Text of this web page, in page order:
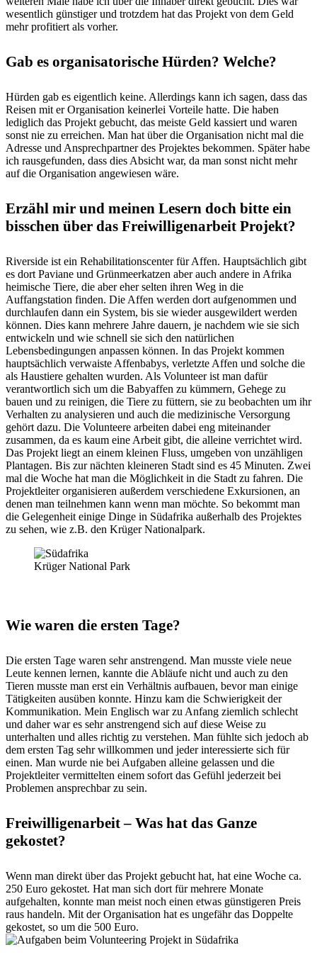
wesentlich günstiger und trotzdem hat das Projekt von dem Geld
mehr profitiert als vorher.
Gab es organisatorische Hürden? Welche?
Hürden gab es eigentlich keine. Allerdings kann ich sagen, dass das
Reisen mit er Organisation keinerlei Vorteile hatte. Die haben
lediglich das Projekt gebucht, das meiste Geld kassiert und waren
sonst nie zu erreichen. Man hat über die Organisation nicht mal die
Adresse und Ansprechpartner des Projektes bekommen. Später habe
ich rausgefunden, dass dies Absicht war, da man sonst nicht mehr
auf die Organisation angewiesen wäre.
Erzähl mir und meinen Lesern doch bitte ein
bisschen über das Freiwilligenarbeit Projekt?
Riverside ist ein Rehabilitationscenter für Affen. Hauptsächlich gibt
es dort Paviane und Grünmeerkatzen aber auch andere in Afrika
heimische Tiere, die aber eher selten ihren Weg in die
Auffangstation finden. Die Affen werden dort aufgenommen und
durchlaufen dann ein System, bis sie wieder ausgewildert werden
können. Dies kann mehrere Jahre dauern, je nachdem wie sie sich
entwickeln und wie schnell sie sich den natürlichen
Lebensbedingungen anpassen können. In das Projekt kommen
hauptsächlich verwaiste Affenbabys, verletzte Affen und solche die
als Haustiere gehalten wurden. Als Volunteer ist man dafür
verantwortlich sich um die Babyaffen zu kümmern, Gehege zu
bauen und zu reinigen, die Tiere zu füttern, sie zu beobachten um ihr
Verhalten zu analysieren und auch die medizinische Versorgung
gehört dazu. Die Volunteere arbeiten dabei eng miteinander
zusammen, da es kaum eine Arbeit gibt, die alleine verrichtet wird.
Das Projekt liegt an einem kleinen Fluss, umgeben von unzähligen
Plantagen. Bis zur nächten kleineren Stadt sind es 45 Minuten. Zwei
mal die Woche hat man die Möglichkeit in die Stadt zu fahren. Die
Projektleiter organisieren außerdem verschiedene Exkursionen, an
denen man teilnehmen kann wenn man möchte. So bekommt man
die Gelegenheit einige Dinge in Südafrika außerhalb des Projektes
zu sehen, wie z.B. den Krüger Nationalpark.
Krüger National Park
Wie waren die ersten Tage?
Die ersten Tage waren sehr anstrengend. Man musste viele neue
Leute kennen lernen, kannte die Abläufe nicht und auch zu den
Tieren musste man erst ein Verhältnis aufbauen, bevor man einige
Tätigkeiten ausüben konnte. Hinzu kam die Schwierigkeit der
Kommunikation. Mein Englisch war zu Anfang ziemlich schlecht
und daher war es sehr anstrengend sich auf diese Weise zu
unterhalten und alles richtig zu verstehen. Man fühlte sich jedoch ab
dem ersten Tag sehr willkommen und jeder interessierte sich für
einen. Man wurde nie bei Aufgaben alleine gelassen und die
Projektleiter vermittelten einem sofort das Gefühl jederzeit bei
Problemen ansprechbar zu sein.
Freiwilligenarbeit – Was hat das Ganze
gekostet?
Wenn man direkt über das Projekt gebucht hat, hat eine Woche ca.
250 Euro gekostet. Hat man sich dort für mehrere Monate
aufgehalten, konnte man meist noch einen etwas günstigeren Preis
raus handeln. Mit der Organisation hat es ungefähr das Doppelte
gekostet, so um die 500 Euro.